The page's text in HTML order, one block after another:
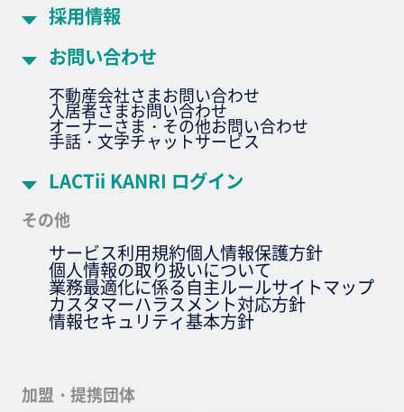
採用情報
お問い合わせ
不動産会社さまお問い合わせ
入居者さまお問い合わせ
オーナーさま・その他お問い合わせ
手話・文字チャットサービス
LACTii KANRI ログイン
その他
サービス利用規約個人情報保護方針
個人情報の取り扱いについて
業務最適化に係る自主ルールサイトマップ
カスタマーハラスメント対応方針
情報セキュリティ基本方針
加盟・提携団体